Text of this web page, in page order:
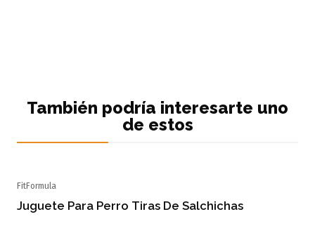
También podría interesarte uno
de estos
FitFormula
Juguete Para Perro Tiras De Salchichas